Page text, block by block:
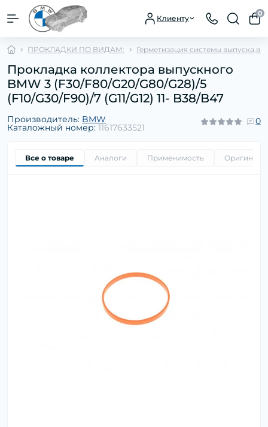
Клиенту
0
ПРОКЛАДКИ ПО ВИДАМ: Герметизация системы
Прокладка коллектора выпускного
BMW 3 (F30/F80/G20/G80/G28)/5
(F10/G30/F90)/7 (G11/G12) 11- B38/B47
Производитель: BMW
Каталожный номер: 11617633521
0
Все о товаре Аналоги Применимость